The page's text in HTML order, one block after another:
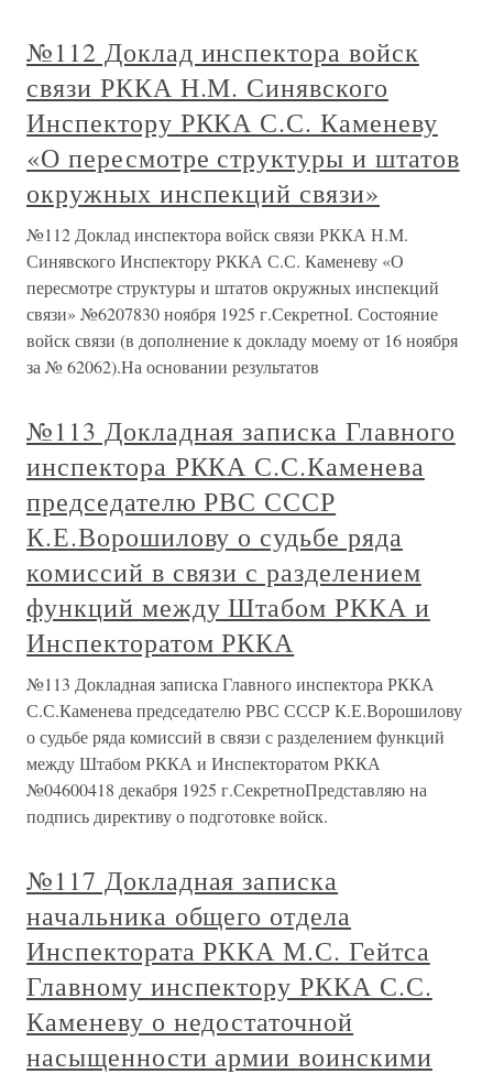
№112 Доклад инспектора войск
связи РККА Н.М. Синявского
Инспектору РККА С.С. Каменеву
«О пересмотре структуры и штатов
окружных инспекций связи»
№112 Доклад инспектора войск связи РККА Н.М.
Синявского Инспектору РККА С.С. Каменеву «О
пересмотре структуры и штатов окружных инспекций
связи» №6207830 ноября 1925 г.СекретноI. Состояние
войск связи (в дополнение к докладу моему от 16 ноября
за № 62062).На основании результатов
№113 Докладная записка Главного
инспектора РККА С.С.Каменева
председателю РВС СССР
К.Е.Ворошилову о судьбе ряда
комиссий в связи с разделением
функций между Штабом РККА и
Инспекторатом РККА
№113 Докладная записка Главного инспектора РККА
С.С.Каменева председателю РВС СССР К.Е.Ворошилову
о судьбе ряда комиссий в связи с разделением функций
между Штабом РККА и Инспекторатом РККА
№04600418 декабря 1925 г.СекретноПредставляю на
подпись директиву о подготовке войск.
№117 Докладная записка
начальника общего отдела
Инспектората РККА М.С. Гейтса
Главному инспектору РККА С.С.
Каменеву о недостаточной
насыщенности армии воинскими